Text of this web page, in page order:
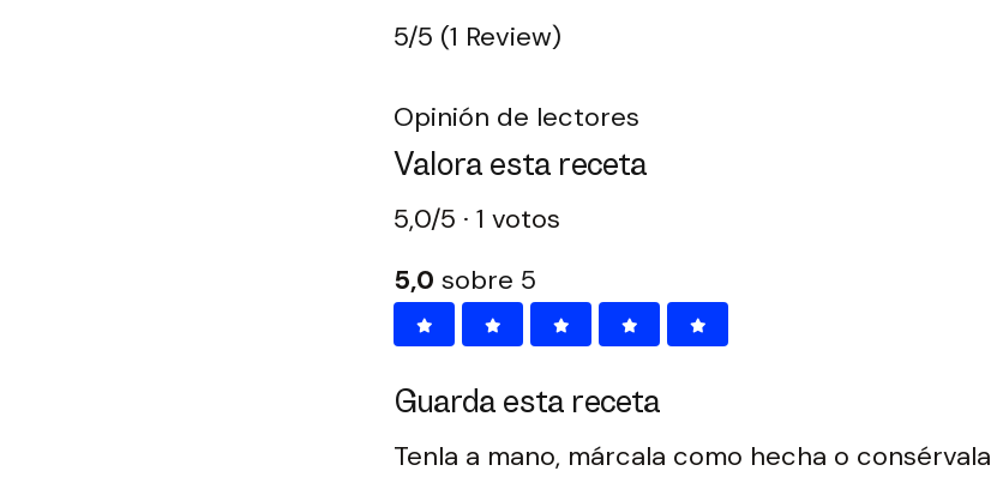
5/5 (1 Review)
Opinión de lectores
Valora esta receta
5,0/5 · 1 votos
5,0 sobre 5
Guarda esta receta
Tenla a mano, márcala como hecha o